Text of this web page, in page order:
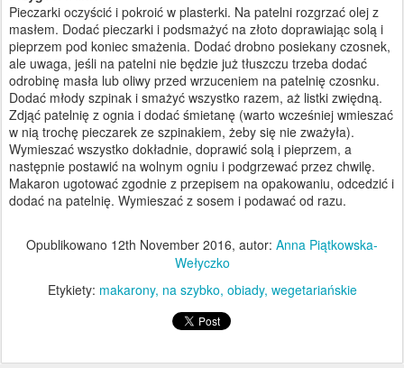
Pieczarki oczyścić i pokroić w plasterki. Na patelni rozgrzać olej z
masłem. Dodać pieczarki i podsmażyć na złoto doprawiając solą i
pieprzem pod koniec smażenia. Dodać drobno posiekany czosnek,
ale uwaga, jeśli na patelni nie będzie już tłuszczu trzeba dodać
odrobinę masła lub oliwy przed wrzuceniem na patelnię czosnku.
Dodać młody szpinak i smażyć wszystko razem, aż listki zwiędną.
Zdjąć patelnię z ognia i dodać śmietanę (warto wcześniej wmieszać
w nią trochę pieczarek ze szpinakiem, żeby się nie zważyła).
Wymieszać wszystko dokładnie, doprawić solą i pieprzem, a
następnie postawić na wolnym ogniu i podgrzewać przez chwilę.
Makaron ugotować zgodnie z przepisem na opakowaniu, odcedzić i
dodać na patelnię. Wymieszać z sosem i podawać od razu.
Opublikowano 12th November 2016, autor: Anna Piątkowska-
Wełyczko
Etykiety: makarony na szybko obiady wegetariańskie